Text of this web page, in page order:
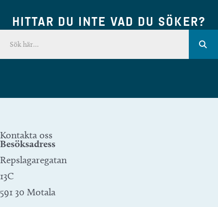
HITTAR DU INTE VAD DU SÖKER?
Kontakta oss
Besöksadress
Repslagaregatan
13C
591 30 Motala